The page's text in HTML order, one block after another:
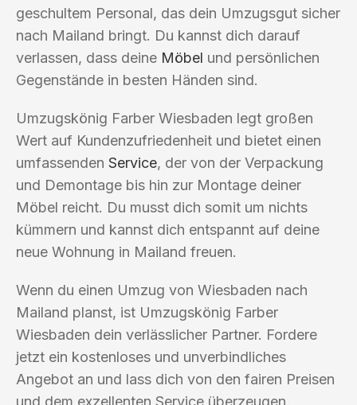
geschultem Personal, das dein Umzugsgut sicher
nach Mailand bringt. Du kannst dich darauf
verlassen, dass deine Möbel und persönlichen
Gegenstände in besten Händen sind.
Umzugskönig Farber Wiesbaden legt großen
Wert auf Kundenzufriedenheit und bietet einen
umfassenden Service, der von der Verpackung
und Demontage bis hin zur Montage deiner
Möbel reicht. Du musst dich somit um nichts
kümmern und kannst dich entspannt auf deine
neue Wohnung in Mailand freuen.
Wenn du einen Umzug von Wiesbaden nach
Mailand planst, ist Umzugskönig Farber
Wiesbaden dein verlässlicher Partner. Fordere
jetzt ein kostenloses und unverbindliches
Angebot an und lass dich von den fairen Preisen
und dem exzellenten Service überzeugen.